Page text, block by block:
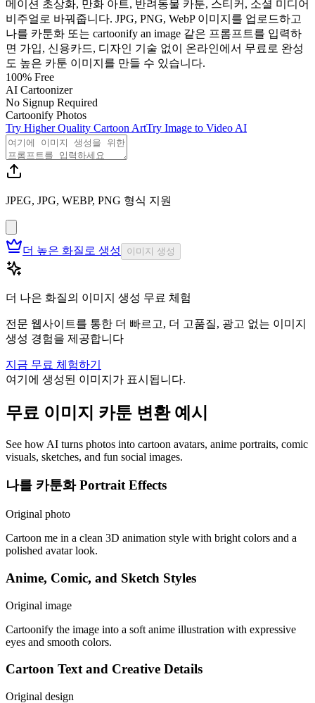
메이션 초상화, 만화 아트, 반려동물 카툰, 스티커, 소셜 미디어
비주얼로 바꿔줍니다. JPG, PNG, WebP 이미지를 업로드하고
나를 카툰화 또는 cartoonify an image 같은 프롬프트를 입력하
면 가입, 신용카드, 디자인 기술 없이 온라인에서 무료로 완성
도 높은 카툰 이미지를 만들 수 있습니다.
100% Free
AI Cartoonizer
No Signup Required
Cartoonify Photos
Try Higher Quality Cartoon ArtTry Image to Video AI
JPEG, JPG, WEBP, PNG 형식 지원
더 높은 화질로 생성 이미지 생성
더 나은 화질의 이미지 생성 무료 체험
전문 웹사이트를 통한 더 빠르고, 더 고품질, 광고 없는 이미지
생성 경험을 제공합니다
지금 무료 체험하기
여기에 생성된 이미지가 표시됩니다.
무료 이미지 카툰 변환 예시
See how AI turns photos into cartoon avatars, anime portraits, comic
visuals, sketches, and fun social images.
나를 카툰화 Portrait Effects
Original photo
Cartoon me in a clean 3D animation style with bright colors and a
polished avatar look.
Anime, Comic, and Sketch Styles
Original image
Cartoonify the image into a soft anime illustration with expressive
eyes and smooth colors.
Cartoon Text and Creative Details
Original design